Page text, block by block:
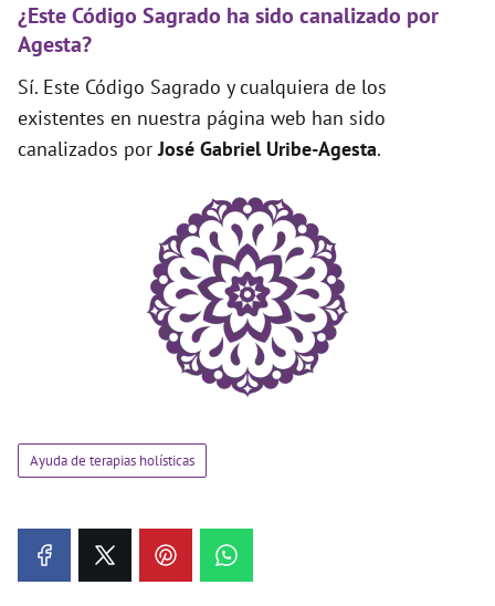
¿Este Código Sagrado ha sido canalizado por
Agesta?
Sí. Este Código Sagrado y cualquiera de los
existentes en nuestra página web han sido
canalizados porJosé Gabriel Uribe-Agesta.
Ayuda de terapias holísticas